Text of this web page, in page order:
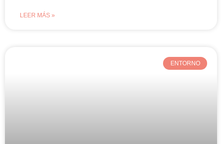
LEER MÁS »
ENTORNO